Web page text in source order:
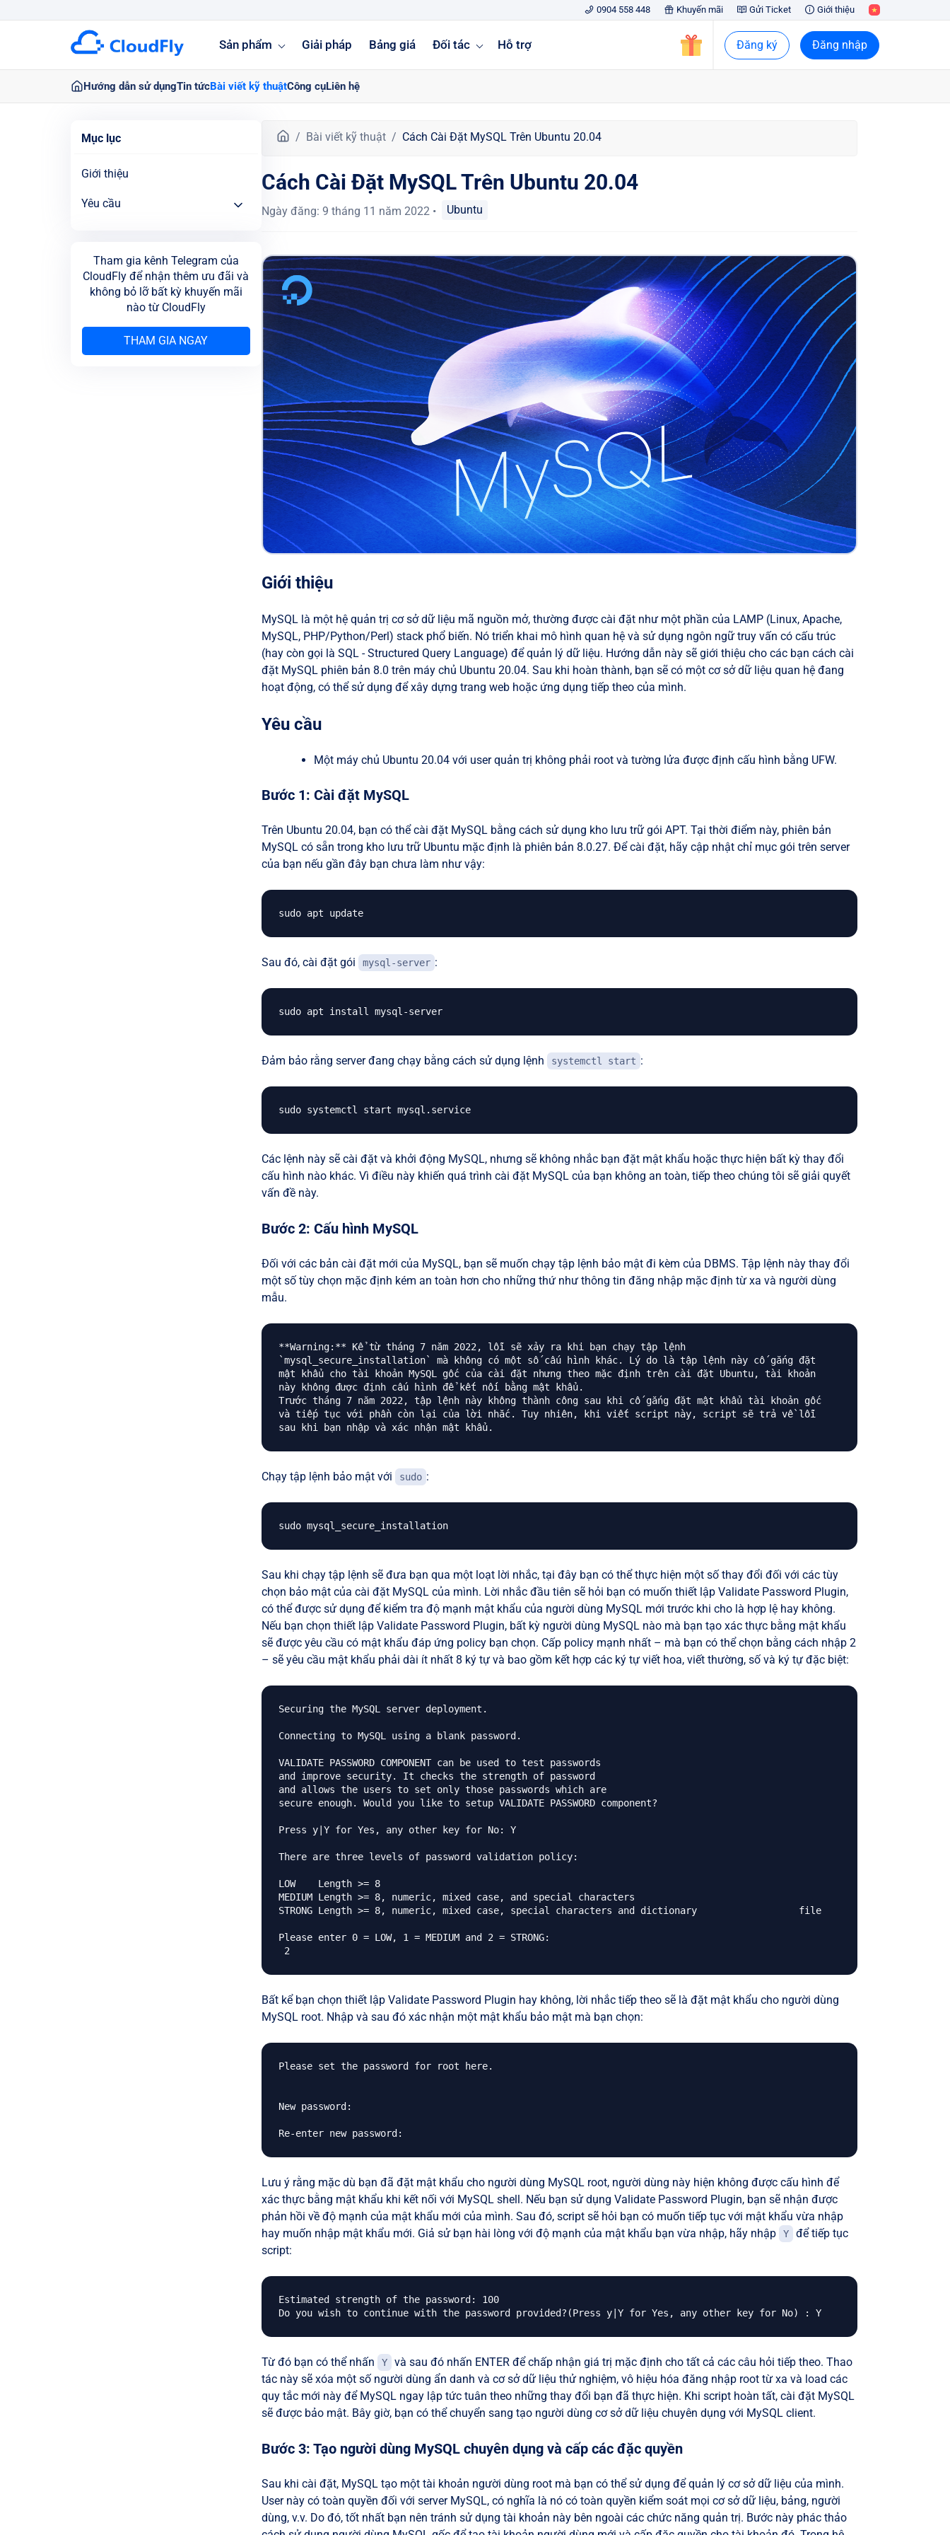
0904 558 448 Khuyến mãi Gửi Ticket Giới thiệu
Sản phẩm Giải pháp Bảng giá Đối tác Hỗ trợ Đăng ký Đăng nhập
Hướng dẫn sử dụngTin tứcBài viết kỹ thuậtCông cụLiên hệ
Mục lục
Giới thiệu
Yêu cầu
Tham gia kênh Telegram của
CloudFly để nhận thêm ưu đãi và
không bỏ lỡ bất kỳ khuyến mãi
nào từ CloudFly
THAM GIA NGAY
T
n
c
Bài viết kỹ thuật Cách Cài Đặt MySQL Trên Ubuntu 20.04
Cách Cài Đặt MySQL Trên Ubuntu 20.04
Ngày đăng: 9 tháng 11 năm 2022 • Ubuntu
Giới thiệu
MySQL là một hệ quản trị cơ sở dữ liệu mã nguồn mở, thường được cài đặt như một phần của LAMP (Linux, Apache,
MySQL, PHP/Python/Perl) stack phổ biến. Nó triển khai mô hình quan hệ và sử dụng ngôn ngữ truy vấn có cấu trúc
(hay còn gọi là SQL - Structured Query Language) để quản lý dữ liệu. Hướng dẫn này sẽ giới thiệu cho các bạn cách cài
đặt MySQL phiên bản 8.0 trên máy chủ Ubuntu 20.04. Sau khi hoàn thành, bạn sẽ có một cơ sở dữ liệu quan hệ đang
hoạt động, có thể sử dụng để xây dựng trang web hoặc ứng dụng tiếp theo của mình.
Yêu cầu
Một máy chủ Ubuntu 20.04 với user quản trị không phải root và tường lửa được định cấu hình bằng UFW.
Bước 1: Cài đặt MySQL
Trên Ubuntu 20.04, bạn có thể cài đặt MySQL bằng cách sử dụng kho lưu trữ gói APT. Tại thời điểm này, phiên bản
MySQL có sẵn trong kho lưu trữ Ubuntu mặc định là phiên bản 8.0.27. Để cài đặt, hãy cập nhật chỉ mục gói trên server
của bạn nếu gần đây bạn chưa làm như vậy:
sudo apt update
Sau đó, cài đặt gói mysql-server :
sudo apt install mysql-server
Đảm bảo rằng server đang chạy bằng cách sử dụng lệnh systemctl start :
sudo systemctl start mysql.service
Các lệnh này sẽ cài đặt và khởi động MySQL, nhưng sẽ không nhắc bạn đặt mật khẩu hoặc thực hiện bất kỳ thay đổi
cấu hình nào khác. Vì điều này khiến quá trình cài đặt MySQL của bạn không an toàn, tiếp theo chúng tôi sẽ giải quyết
vấn đề này.
Bước 2: Cấu hình MySQL
Đối với các bản cài đặt mới của MySQL, bạn sẽ muốn chạy tập lệnh bảo mật đi kèm của DBMS. Tập lệnh này thay đổi
một số tùy chọn mặc định kém an toàn hơn cho những thứ như thông tin đăng nhập mặc định từ xa và người dùng
mẫu.
**Warning:** Kể từ tháng 7 năm 2022, lỗi sẽ xảy ra khi bạn chạy tập lệnh
`mysql_secure_installation` mà không có một số cấu hình khác. Lý do là tập lệnh này cố gắng đặt
mật khẩu cho tài khoản MySQL gốc của cài đặt nhưng theo mặc định trên cài đặt Ubuntu, tài khoản
này không được định cấu hình để kết nối bằng mật khẩu.
Trước tháng 7 năm 2022, tập lệnh này không thành công sau khi cố gắng đặt mật khẩu tài khoản gốc
và tiếp tục với phần còn lại của lời nhắc. Tuy nhiên, khi viết script này, script sẽ trả về lỗi
Chạy tập lệnh bảo mật với sudo :
sudo mysql_secure_installation
Sau khi chạy tập lệnh sẽ đưa bạn qua một loạt lời nhắc, tại đây bạn có thể thực hiện một số thay đổi đối với các tùy
chọn bảo mật của cài đặt MySQL của mình. Lời nhắc đầu tiên sẽ hỏi bạn có muốn thiết lập Validate Password Plugin,
có thể được sử dụng để kiểm tra độ mạnh mật khẩu của người dùng MySQL mới trước khi cho là hợp lệ hay không.
Nếu bạn chọn thiết lập Validate Password Plugin, bất kỳ người dùng MySQL nào mà bạn tạo xác thực bằng mật khẩu
sẽ được yêu cầu có mật khẩu đáp ứng policy bạn chọn. Cấp policy mạnh nhất – mà bạn có thể chọn bằng cách nhập 2
– sẽ yêu cầu mật khẩu phải dài ít nhất 8 ký tự và bao gồm kết hợp các ký tự viết hoa, viết thường, số và ký tự đặc biệt:
Securing the MySQL server deployment.
Connecting to MySQL using a blank password.
VALIDATE PASSWORD COMPONENT can be used to test passwords
and improve security. It checks the strength of password
and allows the users to set only those passwords which are
secure enough. Would you like to setup VALIDATE PASSWORD component?
Press y|Y for Yes, any other key for No: Y
There are three levels of password validation policy:
LOW    Length >= 8
MEDIUM Length >= 8, numeric, mixed case, and special characters
STRONG Length >= 8, numeric, mixed case, special characters and dictionary                  file
Please enter 0 = LOW, 1 = MEDIUM and 2 = STRONG:
Bất kể bạn chọn thiết lập Validate Password Plugin hay không, lời nhắc tiếp theo sẽ là đặt mật khẩu cho người dùng
MySQL root. Nhập và sau đó xác nhận một mật khẩu bảo mật mà bạn chọn:
Please set the password for root here.
New password:
Lưu ý rằng mặc dù bạn đã đặt mật khẩu cho người dùng MySQL root, người dùng này hiện không được cấu hình để
xác thực bằng mật khẩu khi kết nối với MySQL shell. Nếu bạn sử dụng Validate Password Plugin, bạn sẽ nhận được
phản hồi về độ mạnh của mật khẩu mới của mình. Sau đó, script sẽ hỏi bạn có muốn tiếp tục với mật khẩu vừa nhập
hay muốn nhập mật khẩu mới. Giả sử bạn hài lòng với độ mạnh của mật khẩu bạn vừa nhập, hãy nhập
Y
để tiếp tục
script:
Estimated strength of the password: 100
Do you wish to continue with the password provided?(Press y|Y for Yes, any other key for No) : Y
Từ đó bạn có thể nhấn Y
và sau đó nhấn ENTER để chấp nhận giá trị mặc định cho tất cả các câu hỏi tiếp theo. Thao
tác này sẽ xóa một số người dùng ẩn danh và cơ sở dữ liệu thử nghiệm, vô hiệu hóa đăng nhập root từ xa và load các
quy tắc mới này để MySQL ngay lập tức tuân theo những thay đổi bạn đã thực hiện. Khi script hoàn tất, cài đặt MySQL
sẽ được bảo mật. Bây giờ, bạn có thể chuyển sang tạo người dùng cơ sở dữ liệu chuyên dụng với MySQL client.
Bước 3: Tạo người dùng MySQL chuyên dụng và cấp các đặc quyền
Sau khi cài đặt, MySQL tạo một tài khoản người dùng root mà bạn có thể sử dụng để quản lý cơ sở dữ liệu của mình.
User này có toàn quyền đối với server MySQL, có nghĩa là nó có toàn quyền kiểm soát mọi cơ sở dữ liệu, bảng, người
dùng, v.v. Do đó, tốt nhất bạn nên tránh sử dụng tài khoản này bên ngoài các chức năng quản trị. Bước này phác thảo